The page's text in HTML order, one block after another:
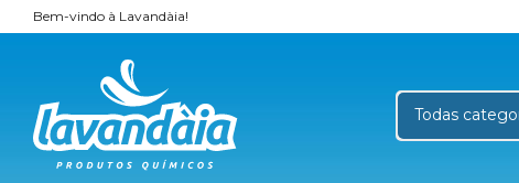
Bem-vindo à Lavandàia!